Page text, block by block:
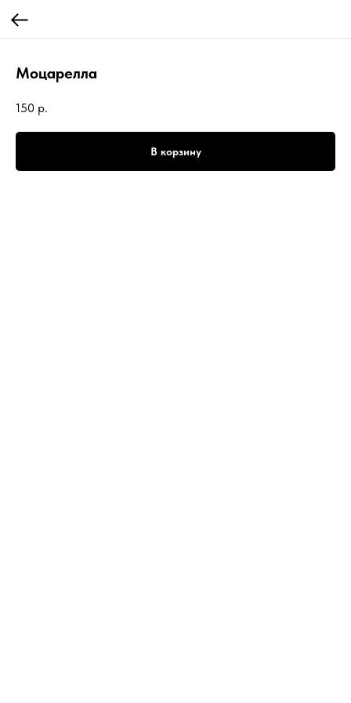
Моцарелла
150 р.
В корзину